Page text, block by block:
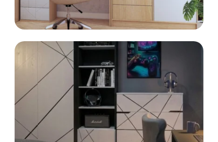
LINIA
MODE
Meble modułowe
Kontenerek Półka i szafka wisząca
Toaletka Skrzynia i stolik